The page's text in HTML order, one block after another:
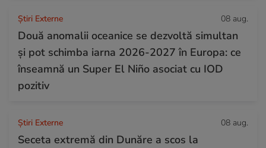
Știri Externe 08 aug.
Două anomalii oceanice se dezvoltă simultan
și pot schimba iarna 2026-2027 în Europa: ce
înseamnă un Super El Niño asociat cu IOD
pozitiv
Știri Externe 08 aug.
Seceta extremă din Dunăre a scos la